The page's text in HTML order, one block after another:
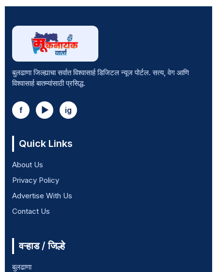
बुलढाणा जिल्ह्याचा सर्वात विश्वासार्ह डिजिटल न्यूज पोर्टल. सत्य, वेग आणि
विश्वासार्ह बातम्यांसाठी प्रसिद्ध.
f ▶ ig
Quick Links
About Us
Privacy Policy
Advertise With Us
Contact Us
वऱ्हाड / जिल्हे
बुलढाणा